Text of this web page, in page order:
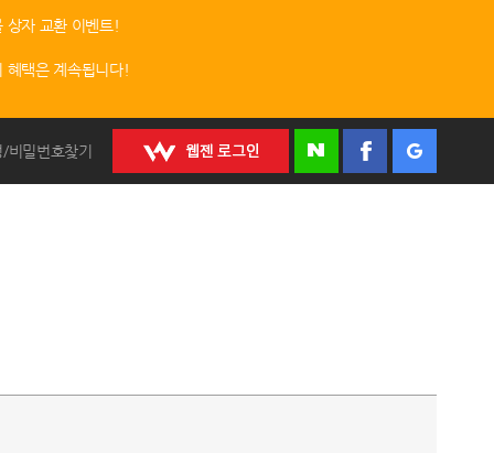
상자 교환 이벤트!
혜택은 계속됩니다!
/비밀번호찾기